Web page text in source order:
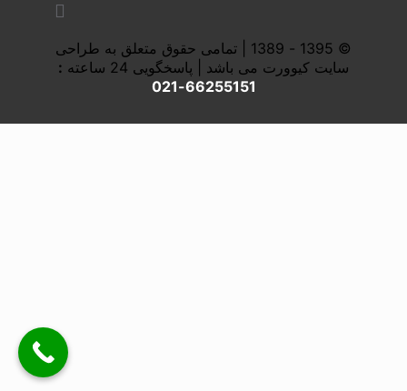
© 1395 - 1389 | تمامی حقوق متعلق به طراحی
سایت کیوورت می باشد | پاسخگویی 24 ساعته
:
66255151-021